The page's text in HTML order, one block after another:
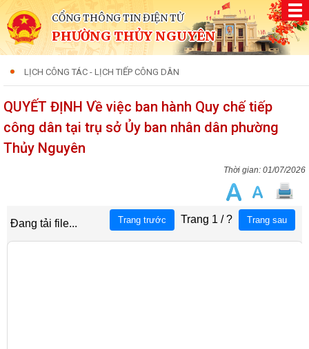
CỔNG THÔNG TIN ĐIỆN TỬ
PHƯỜNG THỦY NGUYÊN
LỊCH CÔNG TÁC - LỊCH TIẾP CÔNG DÂN
QUYẾT ĐỊNH Về việc ban hành Quy chế tiếp
công dân tại trụ sở Ủy ban nhân dân phường
Thủy Nguyên
01/07/2026